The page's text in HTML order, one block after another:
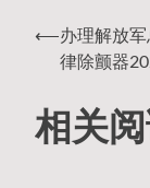
文
章
⟵办理解放
律除颤器
相关